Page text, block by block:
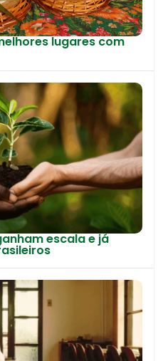
lugares com
escala e já